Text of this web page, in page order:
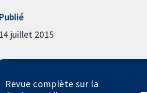
Publié
14 juillet 2015
Revue complète sur la